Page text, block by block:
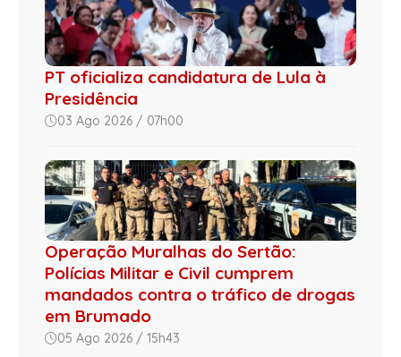
PT oficializa candidatura de Lula à
Presidência
03 Ago 2026 / 07h00
Operação Muralhas do Sertão:
Polícias Militar e Civil cumprem
mandados contra o tráfico de drogas
em Brumado
05 Ago 2026 / 15h43